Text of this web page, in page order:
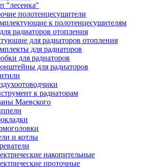
"лесенка"
полотенцесушители
к полотенцесушителям
радиаторов отопления
для радиаторов отопления
для радиаторов
для радиаторов
для радиаторов
к радиаторам
Маевского
и котлы
накопительные
проточные